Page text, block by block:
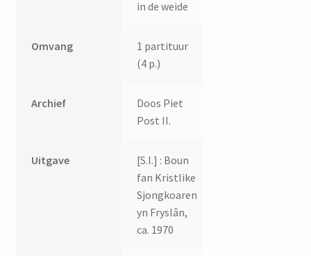
in de weide
Omvang
1 partituur
(4 p.)
Archief
Doos Piet
Post II.
Uitgave
[S.l.] : Boun
fan Kristlike
Sjongkoaren
yn Fryslân,
ca. 1970